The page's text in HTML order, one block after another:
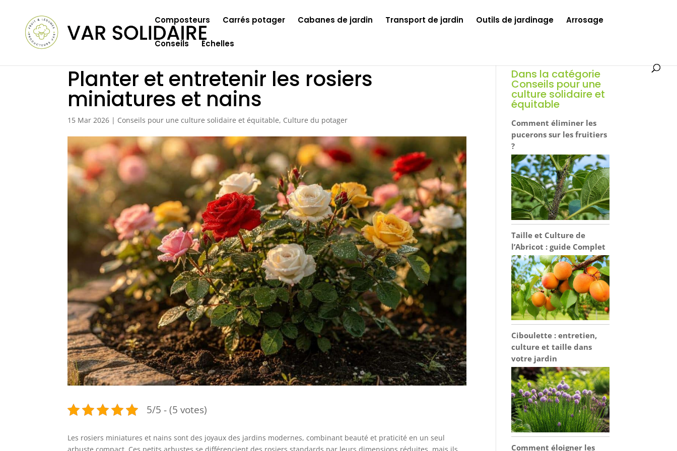
Composteurs Carrés potager Cabanes de jardin Transport de jardin Outils de jardinage Arrosage
Conseils Échelles
Planter et entretenir les rosiers
miniatures et nains
15 Mar 2026 | Conseils pour une culture solidaire et équitable, Culture du potager
5/5 - (5 votes)
Les rosiers miniatures et nains sont des joyaux des jardins modernes, combinant beauté et praticité en un seul
Dans la catégorie
Conseils pour une
culture solidaire et
équitable
Comment éliminer les
pucerons sur les fruitiers
?
Taille et Culture de
l’Abricot : guide Complet
Ciboulette : entretien,
culture et taille dans
votre jardin
Comment éloigner les